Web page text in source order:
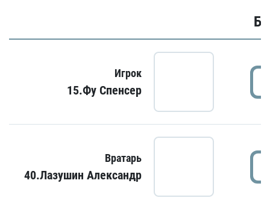
Игрок
15.Фу Спенсер
Вратарь
40.Лазушин Александр